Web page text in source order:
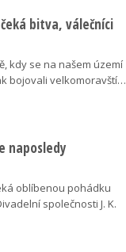
bitva, válečníci
kdy se na našem území
bojovali velkomoravští…
naposledy
oblíbenou pohádku
společnosti J. K.